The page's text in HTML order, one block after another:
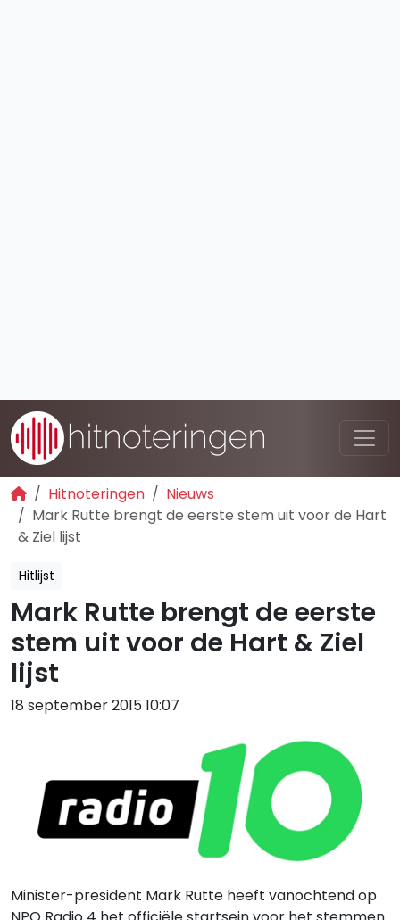
Hitnoteringen
Nieuws
Mark Rutte brengt de eerste stem uit voor de Hart
& Ziel lijst
Hitlijst
Mark Rutte brengt de eerste
stem uit voor de Hart & Ziel
lijst
18 september 2015 10:07
Minister-president Mark Rutte heeft vanochtend op